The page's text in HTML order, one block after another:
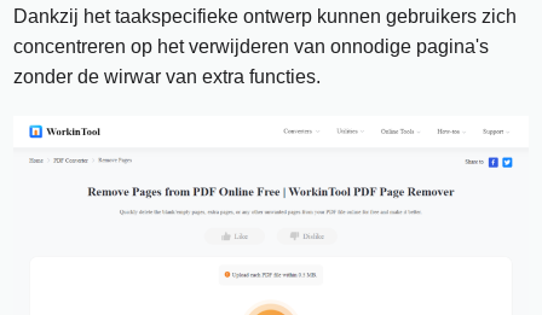
Dankzij het taakspecifieke ontwerp kunnen gebruikers zich
concentreren op het verwijderen van onnodige pagina's
zonder de wirwar van extra functies.